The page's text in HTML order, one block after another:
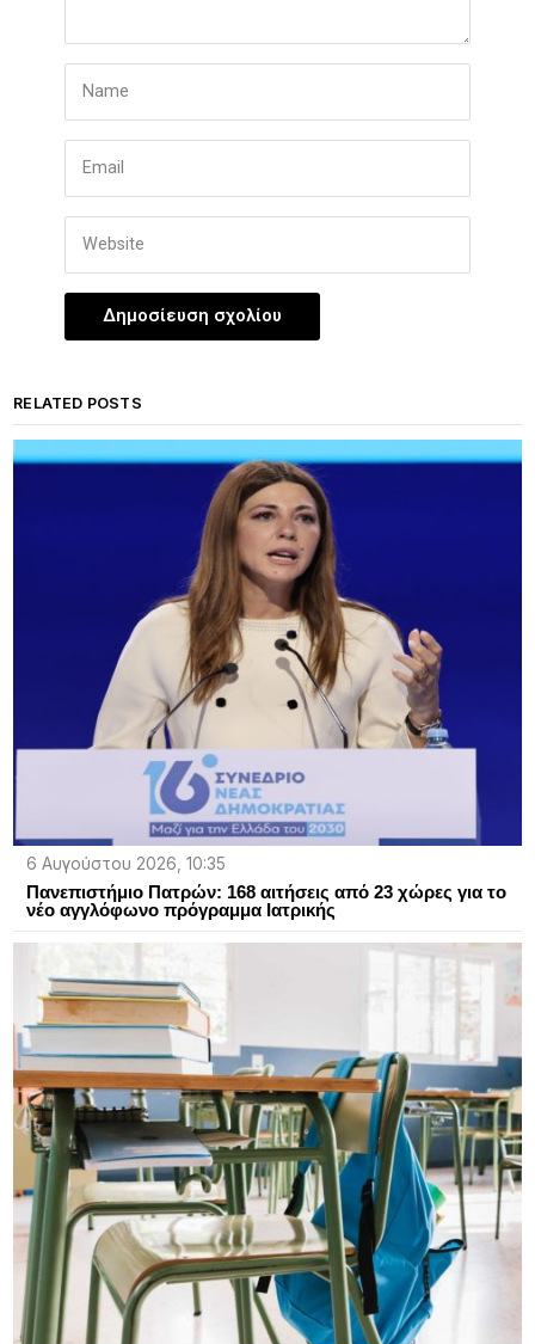
RELATED POSTS
6 Αυγούστου 2026, 10:35
Πανεπιστήμιο Πατρών: 168 αιτήσεις από 23 χώρες για το
νέο αγγλόφωνο πρόγραμμα Ιατρικής